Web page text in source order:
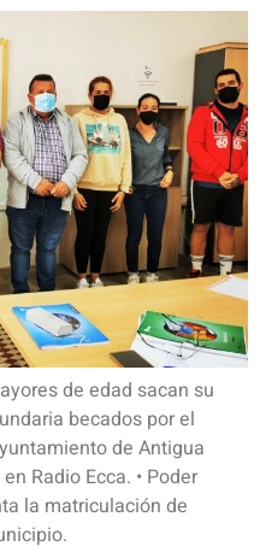
de edad sacan su
becados por el
de Antigua
Radio Ecca. • Poder
la matriculación de